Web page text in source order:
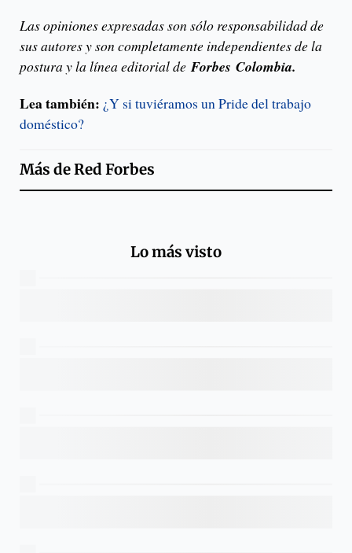
Las opiniones expresadas son sólo responsabilidad de
sus autores y son completamente independientes de la
postura y la línea editorial deForbes Colombia.
Lea también: ¿Y si tuviéramos un Pride del trabajo
doméstico?
Más deRed Forbes
Lo más visto